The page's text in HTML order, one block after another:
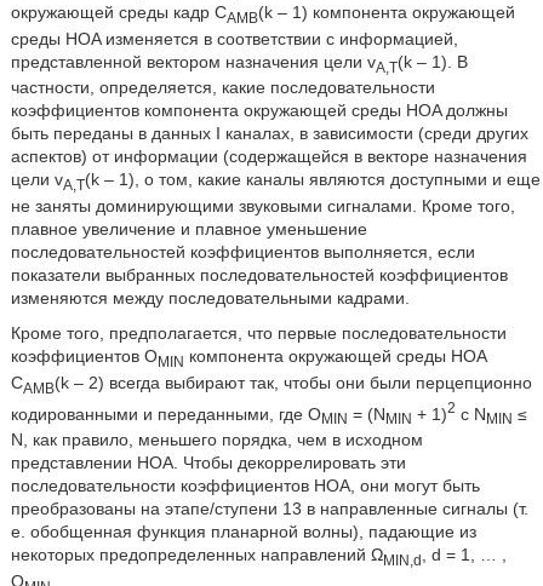
окружающей среды кадр CAMB(k – 1) компонента окружающей
среды HOA изменяется в соответствии с информацией,
представленной вектором назначения цели vA,T(k – 1). В
частности, определяется, какие последовательности
коэффициентов компонента окружающей среды HOA должны
быть переданы в данных I каналах, в зависимости (среди других
аспектов) от информации (содержащейся в векторе назначения
цели vA,T(k – 1), о том, какие каналы являются доступными и еще
не заняты доминирующими звуковыми сигналами. Кроме того,
плавное увеличение и плавное уменьшение
последовательностей коэффициентов выполняется, если
показатели выбранных последовательностей коэффициентов
изменяются между последовательными кадрами.
Кроме того, предполагается, что первые последовательности
коэффициентов OMIN компонента окружающей среды HOA
CAMB(k – 2) всегда выбирают так, чтобы они были перцепционно
кодированными и переданными, где OMIN = (N MIN + 1)2 с N MIN ≤
N, как правило, меньшего порядка, чем в исходном
представлении HOA. Чтобы декоррелировать эти
последовательности коэффициентов HOA, они могут быть
преобразованы на этапе/ступени 13 в направленные сигналы (т.
е. обобщенная функция планарной волны), падающие из
некоторых предопределенных направлений ΩMIN,d, d = 1, … ,
O